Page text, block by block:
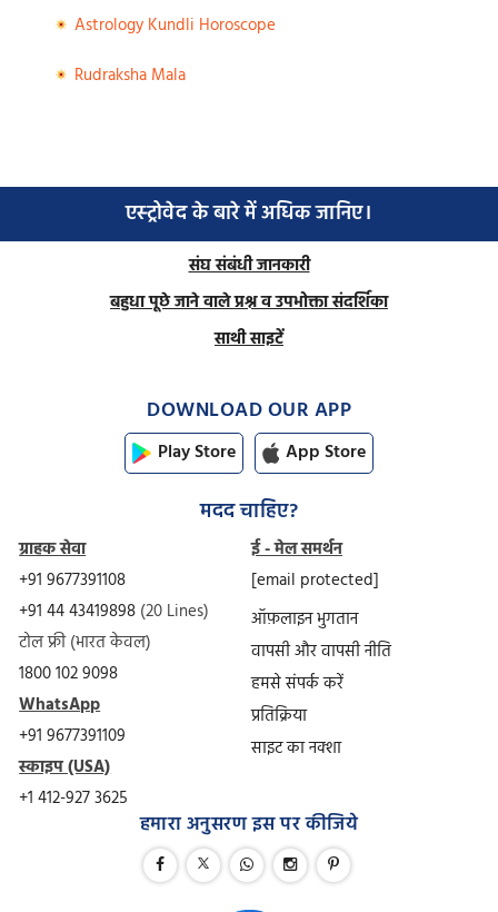
Astrology Kundli Horoscope
Rudraksha Mala
एस्ट्रोवेद के बारे में अधिक जानिए।
संघ संबंधी जानकारी
बहुधा पूछे जाने वाले प्रश्न व उपभोक्ता संदर्शिका
साथी साइटें
DOWNLOAD OUR APP
Play Store App Store
मदद चाहिए?
ग्राहक सेवा
+91 9677391108
+91 44 43419898 (20 Lines)
टोल फ्री (भारत केवल)
1800 102 9098
WhatsApp
+91 9677391109
स्काइप (USA)
+1 412-927 3625
ई - मेल समर्थन
[email protected]
ऑफ़लाइन भुगतान
वापसी और वापसी नीति
हमसे संपर्क करें
प्रतिक्रिया
साइट का नक्शा
हमारा अनुसरण इस पर कीजिये